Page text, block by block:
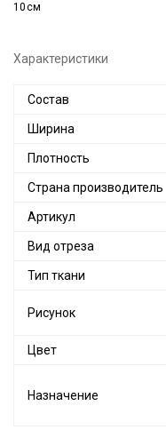
10см
Характеристики
Состав
Ширина
Плотность
Страна производитель
Артикул
Вид отреза
Тип ткани
Рисунок
Цвет
Назначение